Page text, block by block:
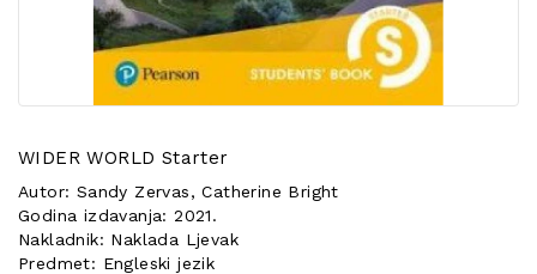
WIDER WORLD Starter
Autor: Sandy Zervas, Catherine Bright
Godina izdavanja: 2021.
Nakladnik: Naklada Ljevak
Predmet: Engleski jezik